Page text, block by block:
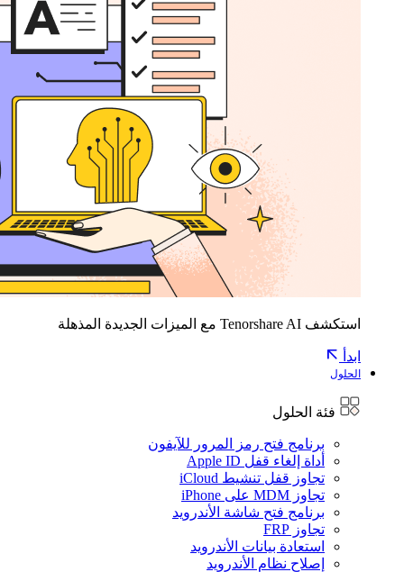
استكشف Tenorshare AI مع الميزات الجديدة المذهلة
ابدأ
الحلول
فئة الحلول
برنامج فتح رمز المرور للآيفون
أداة إلغاء قفل Apple ID
تجاوز قفل تنشيط iCloud
تجاوز MDM على iPhone
برنامج فتح شاشة الأندرويد
تجاوز FRP
استعادة بيانات الأندرويد
إصلاح نظام الأندرويد